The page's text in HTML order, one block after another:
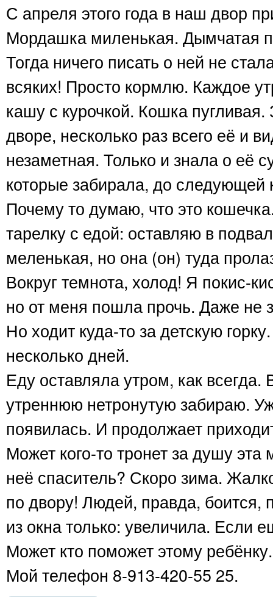
С апреля этого года в наш двор
Мордашка миленькая. Дымчатая
Тогда ничего писать о ней не
всяких! Просто кормлю. Каждое
кашу с курочкой. Кошка
дворе, несколько раз всего её и
незаметная. Только и знала о её
которые забирала, до следующей
Почему то думаю, что это
тарелку с едой: оставляю в
меленькая, но она (он) туда
Вокруг темнота, холод! Я покис-
но от меня пошла прочь. Даже не
Но ходит куда-то за детскую
несколько дней.
Еду оставляла утром, как
утреннюю нетронутую забираю.
появилась. И продолжает
Может кого-то тронет за душу
неё спаситель? Скоро зима.
по двору! Людей, правда, боится,
из окна только: увеличила. Если
Может кто поможет этому ребёнку.
Мой телефон 8-913-420-55 25.